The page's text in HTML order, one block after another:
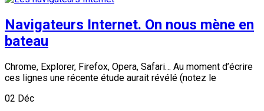
Navigateurs Internet. On nous mène en
bateau
Chrome, Explorer, Firefox, Opera, Safari… Au moment d’écrire
ces lignes une récente étude aurait révélé (notez le
02 Déc